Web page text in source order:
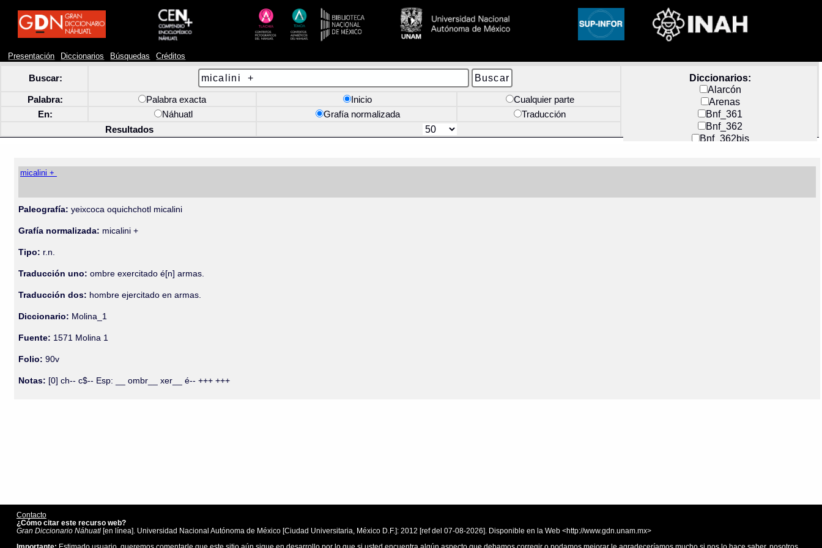
Presentación Diccionarios Búsquedas Créditos
Buscar:
Diccionarios:
Alarcón
Arenas
Bnf_361
Bnf_362
Bnf_362bis
Docs_México
Palabra: Palabra exacta Inicio
Cualquier parte
En:
Náhuatl Grafía normalizada
Traducción
Resultados
micalini +
Paleografía: yeixcoca oquichchotl micalini
Grafía normalizada: micalini +
Tipo: r.n.
Traducción uno: ombre exercitado é[n] armas.
Traducción dos: hombre ejercitado en armas.
Diccionario: Molina_1
Fuente: 1571 Molina 1
Folio: 90v
Notas: [0] ch-- c$-- Esp: __ ombr__ xer__ é-- +++ +++
Contacto
¿Cómo citar este recurso web?
Gran Diccionario Náhuatl[en línea]. Universidad Nacional Autónoma de México [Ciudad Universitaria, México D.F.]: 2012 [ref del 07-08-2026]. Disponible en la Web <http://www.gdn.unam.mx>